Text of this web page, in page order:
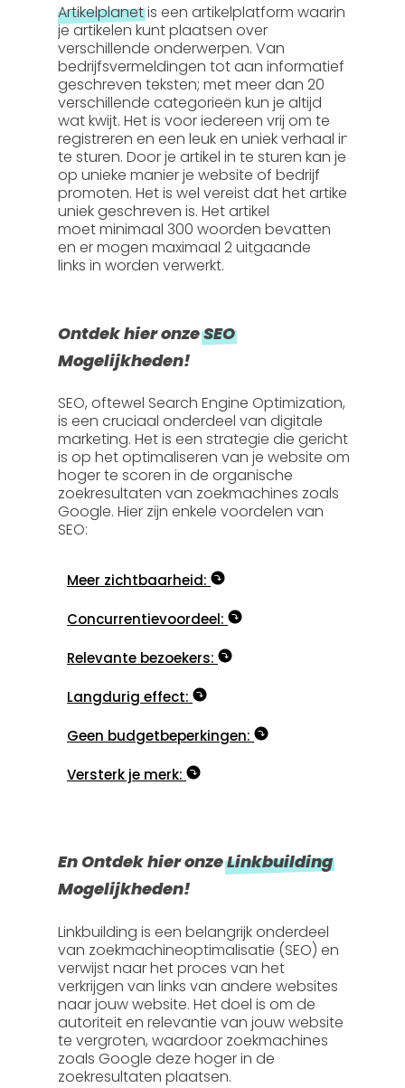
Artikelplanetis een artikelplatform waarin
je artikelen kunt plaatsen over
verschillende onderwerpen. Van
bedrijfsvermeldingen tot aan informatief
geschreven teksten; met meer dan 20
verschillende categorieën kun je altijd
wat kwijt. Het is voor iedereen vrij om te
registreren en een leuk en uniek verhaal in
te sturen. Door je artikel in te sturen kan je
op unieke manier je website of bedrijf
promoten. Het is wel vereist dat het artikel
uniek geschreven is. Het artikel
moetminimaal 300 woorden bevatten
en er mogenmaximaal 2 uitgaande
links in worden verwerkt.
Ontdek hier onzeSEO
Mogelijkheden!
SEO, oftewel Search Engine Optimization,
is een cruciaal onderdeel van digitale
marketing. Het is een strategie die gericht
is op het optimaliseren van je website om
hoger te scoren in de organische
zoekresultaten van zoekmachines zoals
Google. Hier zijn enkele voordelen van
SEO:
Meer zichtbaarheid:
Concurrentievoordeel:
Relevante bezoekers:
Langdurig effect:
Geen budgetbeperkingen:
Versterk je merk:
En Ontdek hier onzeLinkbuilding
Mogelijkheden!
Linkbuilding is een belangrijk onderdeel
van zoekmachineoptimalisatie (SEO) en
verwijst naar het proces van het
verkrijgen van links van andere websites
naar jouw website. Het doel is om de
autoriteit en relevantie van jouw website
te vergroten, waardoor zoekmachines
zoals Google deze hoger in de
zoekresultaten plaatsen.